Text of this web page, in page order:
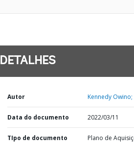
DETALHES
Autor Kennedy Owino;
Data do documento 2022/03/11
TIpo de documento Plano de